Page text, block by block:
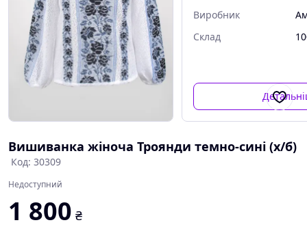
Виробник
Склад
Вишиванка жіноча Троянди темно-сині (х/б)
Код: 30309
Недоступний
1 800 ₴